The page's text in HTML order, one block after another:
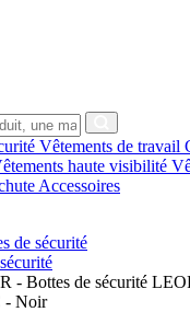
Vêtements de travail
haute visibilité
Accessoires
de sécurité
- Bottes de sécurité
- Noir